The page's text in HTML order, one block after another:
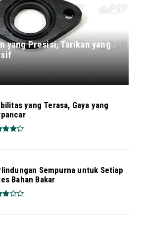
yang Presisi, Tarikan yang
yang Terasa, Gaya yang
Sempurna untuk Setiap
Bahan Bakar